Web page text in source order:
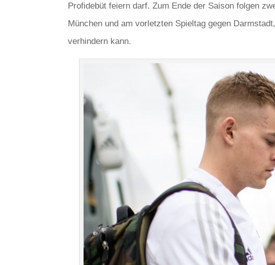
Profidebüt feiern darf. Zum Ende der Saison folgen
München und am vorletzten Spieltag gegen
verhindern kann.